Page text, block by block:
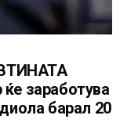
заработува
барал 20